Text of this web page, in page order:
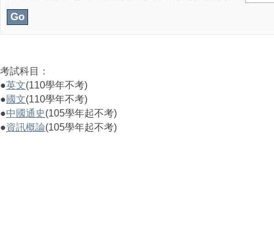
考試科目：
●英文(110學年不考)
●國文(110學年不考)
●中國通史(105學年起不考)
●資訊概論(105學年起不考)